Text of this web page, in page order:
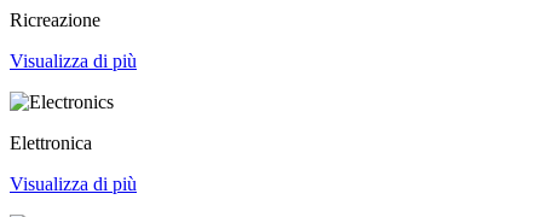
Ricreazione
Visualizza di più
Elettronica
Visualizza di più